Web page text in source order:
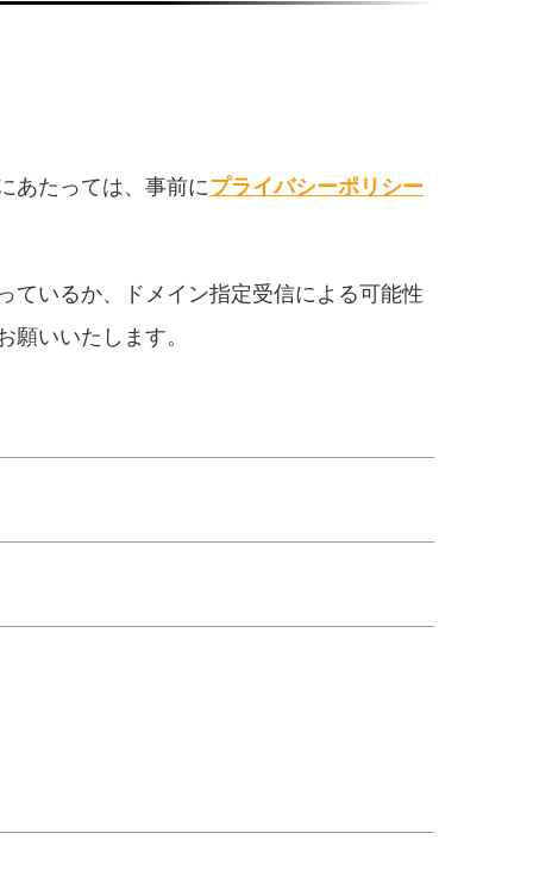
あたっては、事前にプライバシーポリシー
ているか、ドメイン指定受信による可能性
いいたします。